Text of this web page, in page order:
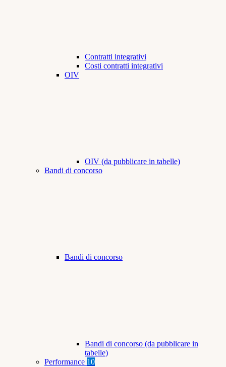
Contratti integrativi
Costi contratti integrativi
OIV
OIV (da pubblicare in tabelle)
Bandi di concorso
Bandi di concorso
Bandi di concorso (da pubblicare in
tabelle)
Performance 10